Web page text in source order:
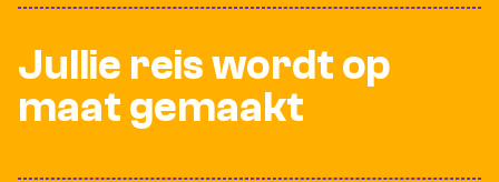
Jullie reis wordt op
maat gemaakt